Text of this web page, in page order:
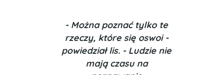
- Można poznać tylko te
rzeczy, które się oswoi -
powiedział lis. - Ludzie nie
mają czasu na